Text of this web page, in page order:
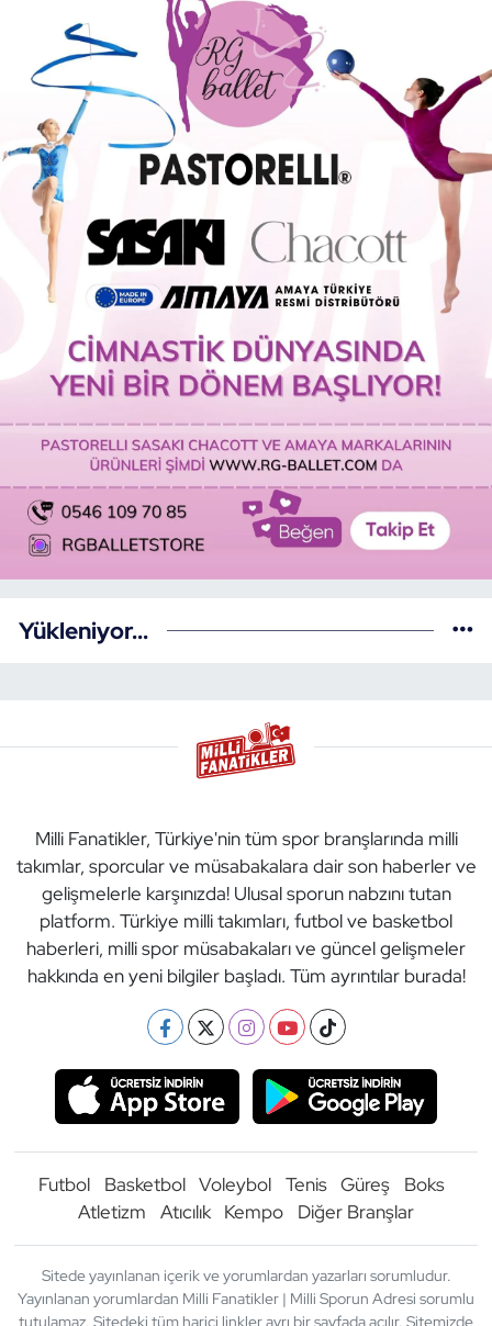
Yükleniyor...
Milli Fanatikler, Türkiye'nin tüm spor branşlarında milli
takımlar, sporcular ve müsabakalara dair son haberler ve
gelişmelerle karşınızda! Ulusal sporun nabzını tutan
platform. Türkiye milli takımları, futbol ve basketbol
haberleri, milli spor müsabakaları ve güncel gelişmeler
hakkında en yeni bilgiler başladı. Tüm ayrıntılar burada!
Futbol Basketbol Voleybol Tenis Güreş
Boks
Atletizm
Atıcılık Kempo Diğer Branşlar
Sitede yayınlanan içerik ve yorumlardan yazarları sorumludur.
Yayınlanan yorumlardan Milli Fanatikler | Milli Sporun Adresi sorumlu
tutulamaz. Sitedeki tüm harici linkler ayrı bir sayfada açılır. Sitemizde